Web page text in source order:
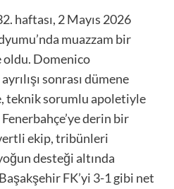
haftası, 2 Mayıs 2026
muazzam bir
oldu. Domenico
sonrası dümene
teknik sorumlu apoletiyle
derin bir
ekip, tribünleri
desteği altında
FK’yi 3-1 gibi net